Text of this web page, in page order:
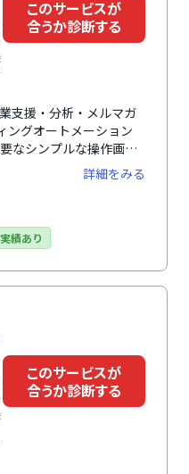
このサービスが
合うか診断する
支援・分析・メルマガ
ングオートメーション
なシンプルな操作画
顧客管理・顧客ナーチ
活動をしっかりサポート
詳細をみる
績あり
このサービスが
合うか診断する